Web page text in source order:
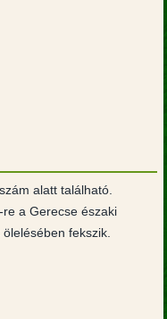
alatt található.
a Gerecse északi
fekszik.